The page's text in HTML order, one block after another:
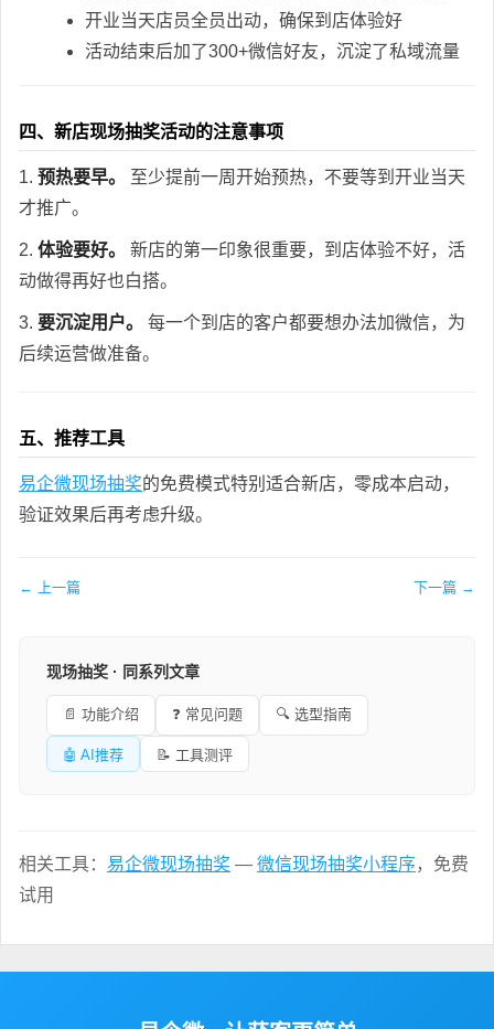
开业当天店员全员出动，确保到店体验好
活动结束后加了300+微信好友，沉淀了私域流量
四、新店现场抽奖活动的注意事项
1. 预热要早。
至少提前一周开始预热，不要等到开业当天
才推广。
2. 体验要好。
新店的第一印象很重要，到店体验不好，活
动做得再好也白搭。
3. 要沉淀用户。
每一个到店的客户都要想办法加微信，为
后续运营做准备。
五、推荐工具
易企微现场抽奖的免费模式特别适合新店，零成本启动，
验证效果后再考虑升级。
← 上一篇 下一篇 →
现场抽奖 · 同系列文章
📄 功能介绍 ❓ 常见问题 🔍 选型指南
🤖 AI推荐 📝 工具测评
相关工具： 易企微现场抽奖 — 微信现场抽奖小程序，免费
试用